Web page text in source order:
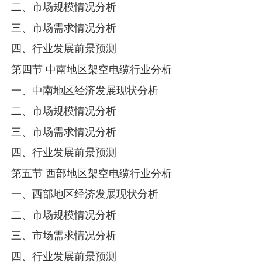
二、市场规模情况分析
三、市场需求情况分析
四、行业发展前景预测
第四节 中南地区架空电缆行业分析
一、中南地区经济发展现状分析
二、市场规模情况分析
三、市场需求情况分析
四、行业发展前景预测
第五节 西部地区架空电缆行业分析
一、西部地区经济发展现状分析
二、市场规模情况分析
三、市场需求情况分析
四、行业发展前景预测